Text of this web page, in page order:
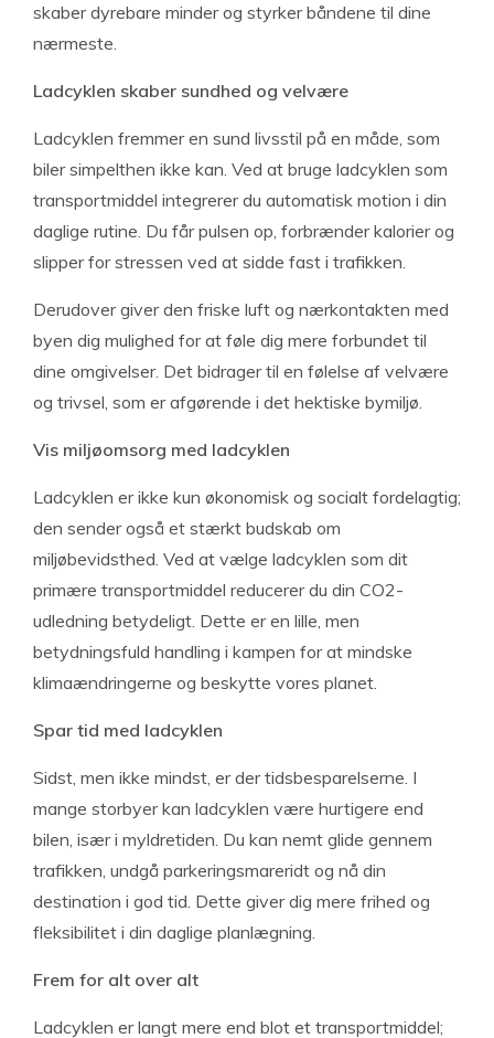
skaber dyrebare minder og styrker båndene til dine
nærmeste.
Ladcyklen skaber sundhed og velvære
Ladcyklen fremmer en sund livsstil på en måde, som
biler simpelthen ikke kan. Ved at bruge ladcyklen som
transportmiddel integrerer du automatisk motion i din
daglige rutine. Du får pulsen op, forbrænder kalorier og
slipper for stressen ved at sidde fast i trafikken.
Derudover giver den friske luft og nærkontakten med
byen dig mulighed for at føle dig mere forbundet til
dine omgivelser. Det bidrager til en følelse af velvære
og trivsel, som er afgørende i det hektiske bymiljø.
Vis miljøomsorg med ladcyklen
Ladcyklen er ikke kun økonomisk og socialt fordelagtig;
den sender også et stærkt budskab om
miljøbevidsthed. Ved at vælge ladcyklen som dit
primære transportmiddel reducerer du din CO2-
udledning betydeligt. Dette er en lille, men
betydningsfuld handling i kampen for at mindske
klimaændringerne og beskytte vores planet.
Spar tid med ladcyklen
Sidst, men ikke mindst, er der tidsbesparelserne. I
mange storbyer kan ladcyklen være hurtigere end
bilen, især i myldretiden. Du kan nemt glide gennem
trafikken, undgå parkeringsmareridt og nå din
destination i god tid. Dette giver dig mere frihed og
fleksibilitet i din daglige planlægning.
Frem for alt over alt
Ladcyklen er langt mere end blot et transportmiddel;